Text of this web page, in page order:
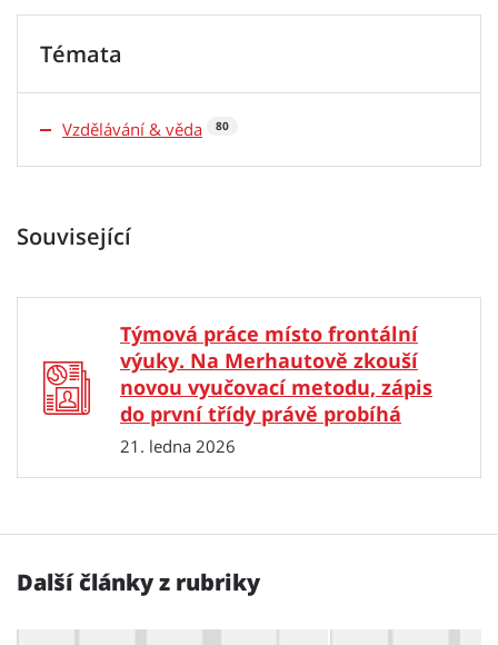
Témata
Vzdělávání & věda 80
Související
Týmová práce místo frontální
výuky. Na Merhautově zkouší
novou vyučovací metodu, zápis
do první třídy právě probíhá
21. ledna 2026
Další články z rubriky